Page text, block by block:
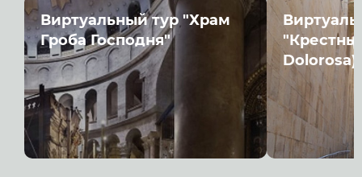
Виртуальный тур "Храм
Гроба Господня"
Dolorosa)"